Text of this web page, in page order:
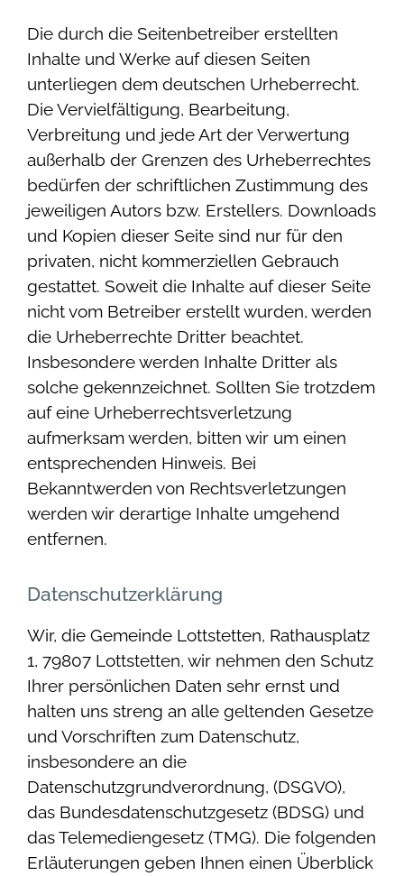
Die durch die Seitenbetreiber erstellten
Inhalte und Werke auf diesen Seiten
unterliegen dem deutschen Urheberrecht.
Die Vervielfältigung, Bearbeitung,
Verbreitung und jede Art der Verwertung
außerhalb der Grenzen des Urheberrechtes
bedürfen der schriftlichen Zustimmung des
jeweiligen Autors bzw. Erstellers. Downloads
und Kopien dieser Seite sind nur für den
privaten, nicht kommerziellen Gebrauch
gestattet. Soweit die Inhalte auf dieser Seite
nicht vom Betreiber erstellt wurden, werden
die Urheberrechte Dritter beachtet.
Insbesondere werden Inhalte Dritter als
solche gekennzeichnet. Sollten Sie trotzdem
auf eine Urheberrechtsverletzung
aufmerksam werden, bitten wir um einen
entsprechenden Hinweis. Bei
Bekanntwerden von Rechtsverletzungen
werden wir derartige Inhalte umgehend
entfernen.
Datenschutzerklärung
Wir, die Gemeinde Lottstetten, Rathausplatz
1, 79807 Lottstetten, wir nehmen den Schutz
Ihrer persönlichen Daten sehr ernst und
halten uns streng an alle geltenden Gesetze
und Vorschriften zum Datenschutz,
insbesondere an die
Datenschutzgrundverordnung, (DSGVO),
das Bundesdatenschutzgesetz (BDSG) und
das Telemediengesetz (TMG). Die folgenden
Erläuterungen geben Ihnen einen Überblick